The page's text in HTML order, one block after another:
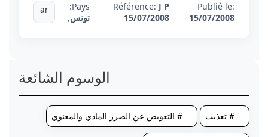
Publié le:
15/07/2008
Référence: J P
15/07/2008
Pays:
تونس,
ar
الوسوم الشائعة
# تعذيب # التعويض عن الضرر المادي والمعنوي